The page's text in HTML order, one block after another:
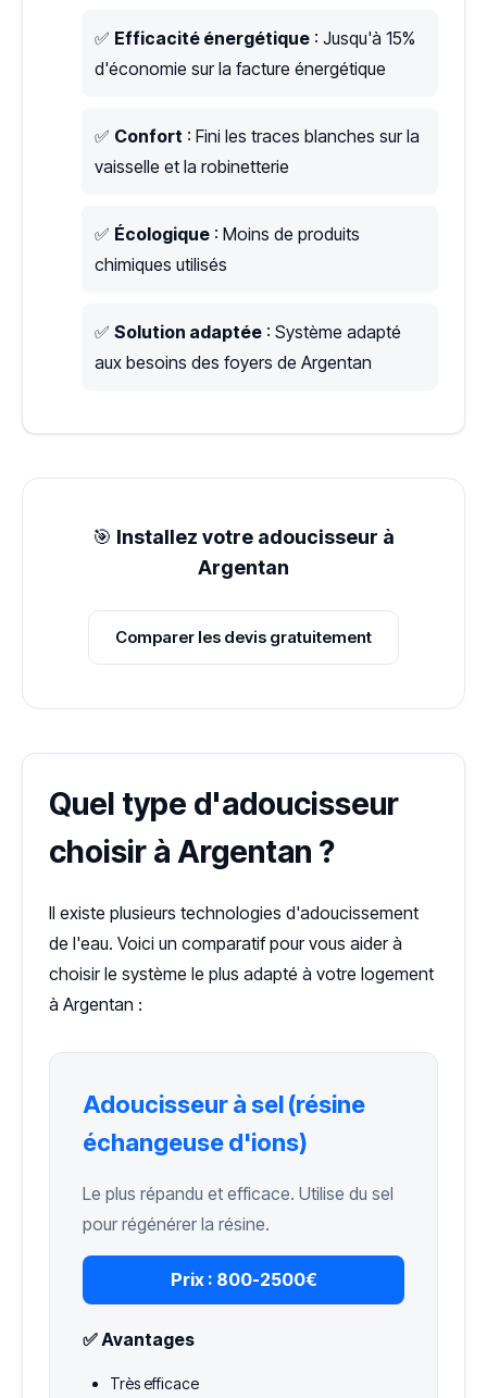
✅ Efficacité énergétique : Jusqu'à 15%
d'économie sur la facture énergétique
✅ Confort : Fini les traces blanches sur la
vaisselle et la robinetterie
✅ Écologique : Moins de produits
chimiques utilisés
✅ Solution adaptée : Système adapté
aux besoins des foyers de Argentan
🎯 Installez votre adoucisseur à
Argentan
Comparer les devis gratuitement
Quel type d'adoucisseur
choisir à Argentan ?
Il existe plusieurs technologies d'adoucissement
de l'eau. Voici un comparatif pour vous aider à
choisir le système le plus adapté à votre logement
à Argentan :
Adoucisseur à sel (résine
échangeuse d'ions)
Le plus répandu et efficace. Utilise du sel
pour régénérer la résine.
Prix : 800-2500€
✅ Avantages
Très efficace